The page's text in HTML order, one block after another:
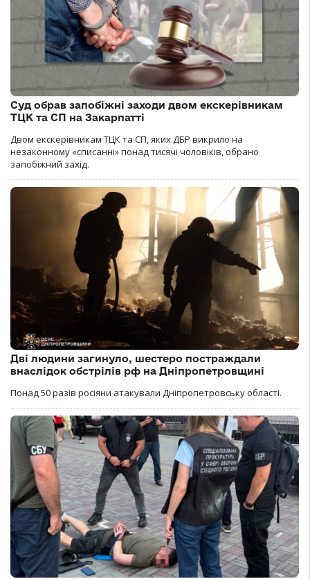
Суд обрав запобіжні заходи двом екскерівникам
ТЦК та СП на Закарпатті
Двом екскерівникам ТЦК та СП, яких ДБР викрило на
незаконному «списанні» понад тисячі чоловіків, обрано
запобіжний захід.
Дві людини загинуло, шестеро постраждали
внаслідок обстрілів рф на Дніпропетровщині
Понад 50 разів росіяни атакували Дніпропетровську області.